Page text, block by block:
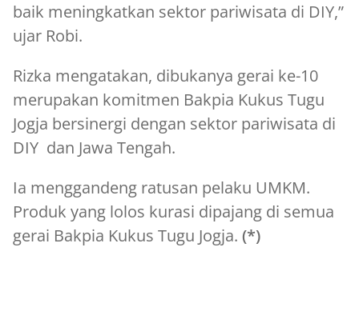
baik meningkatkan sektor pariwisata di DIY,”
ujar Robi.
Rizka mengatakan, dibukanya gerai ke-10
merupakan komitmen Bakpia Kukus Tugu
Jogja bersinergi dengan sektor pariwisata di
DIY dan Jawa Tengah.
Ia menggandeng ratusan pelaku UMKM.
Produk yang lolos kurasi dipajang di semua
gerai Bakpia Kukus Tugu Jogja. (*)